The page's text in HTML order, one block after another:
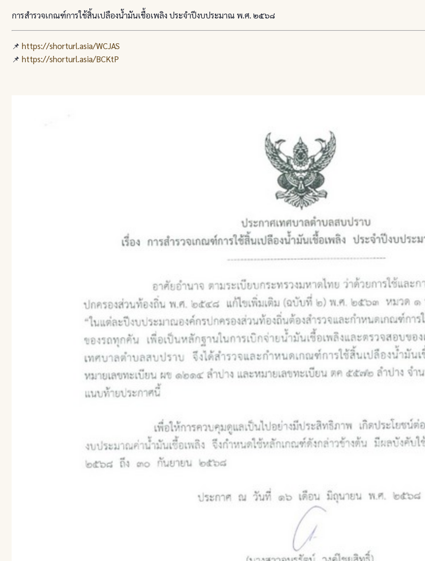
การสำรวจเกณฑ์การใช้สิ้นเปลืองน้ำมันเชื้อเพลิง ประจำปีงบประมาณ พ.ศ. ๒๕๖๘
📌 https://shorturl.asia/WCJAS
📌 https://shorturl.asia/BCKtP